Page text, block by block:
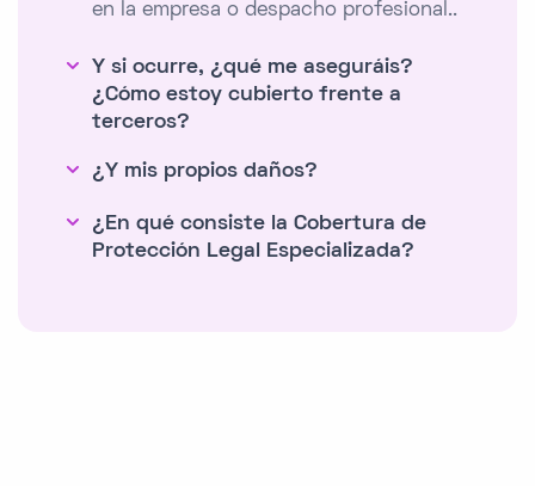
en la empresa o despacho profesional..
Y si ocurre, ¿qué me aseguráis?
¿Cómo estoy cubierto frente a
terceros?
¿Y mis propios daños?
¿En qué consiste la Cobertura de
Protección Legal Especializada?